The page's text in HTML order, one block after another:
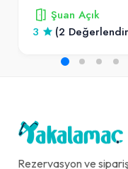
Şuan Açık
3
(2
Rezervasyon ve